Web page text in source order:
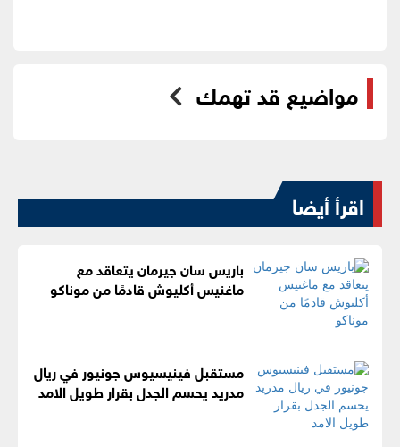
مواضيع قد تهمك
اقرأ أيضا
باريس سان جيرمان يتعاقد مع
ماغنيس أكليوش قادمًا من موناكو
مستقبل فينيسيوس جونيور في ريال
مدريد يحسم الجدل بقرار طويل الامد